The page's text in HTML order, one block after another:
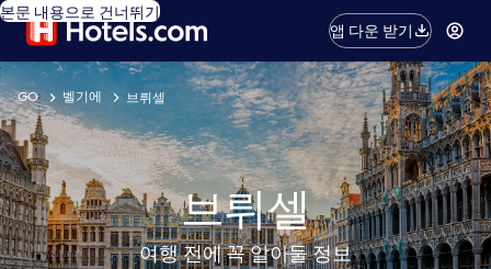
본문 내용으로 건너뛰기
앱 다운 받기
GO 벨기에 브뤼셀
브뤼셀
여행 전에 꼭 알아둘 정보